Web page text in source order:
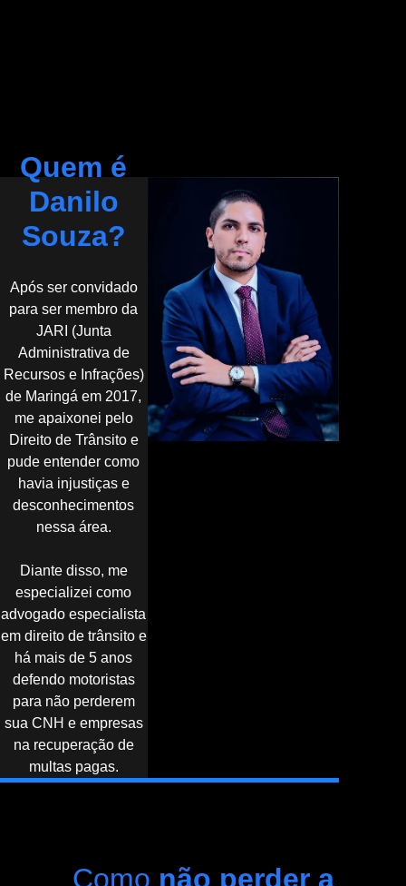
Quem é
Danilo
Souza?
Após ser convidado
para ser membro da
JARI (Junta
Administrativa de
Recursos e Infrações)
de Maringá em 2017,
me apaixonei pelo
Direito de Trânsito e
pude entender como
havia injustiças e
desconhecimentos
nessa área.
Diante disso, me
especializei como
advogado especialista
em direito de trânsito e
há mais de 5 anos
defendo motoristas
para não perderem
sua CNH e empresas
na recuperação de
multas pagas.
Como não perder a